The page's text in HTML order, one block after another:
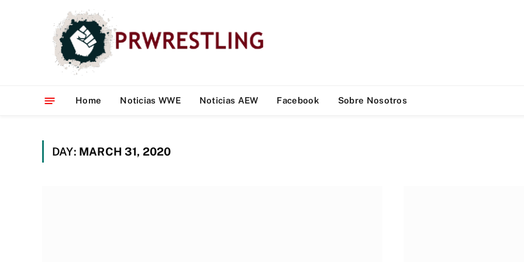
Home Noticias WWE Noticias AEW Facebook Sobre Nosotros
DAY: MARCH 31, 2020